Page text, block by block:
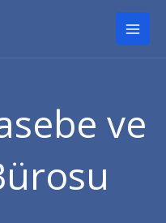
Main
ve